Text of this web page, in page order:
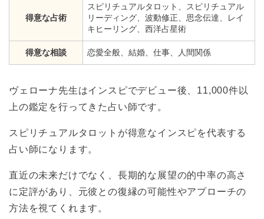
得意な占術
スピリチュアルタロット、スピリチュアル
リーディング、波動修正、思念伝達、レイ
キヒーリング、西洋占星術
得意な相談 恋愛全般、結婚、仕事、人間関係
ヴェローナ先生はインスピでデビュー後、11,000件以
上の鑑定を行ってきた占い師です。
スピリチュアルタロットが得意なインスピを代表する
占い師になります。
直近の未来だけでなく、長期的な展望の的中率の高さ
に定評があり、元彼との復縁の可能性やアプローチの
方法を視てくれます。